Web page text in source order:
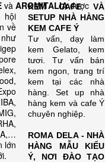
và AROMITALIAđược
hội
về
lớn
KEM CAFE VÀ
SETUP NHÀ HÀNG
KEM CAFE Ý
Tư vấn, dạy làm
kem Gelato, kem
tươi. Tư vấn bán
kem ngon, trang trí
kem tại các nhà
hàng. Set up nhà
hàng kem và cafe Ý
chuyên nghiệp.
ROMA DELA - NHÀ
HÀNG MẪU KIỂU
Ý, NƠI ĐÀO TẠO